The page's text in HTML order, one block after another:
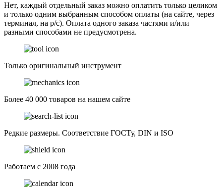
Нет, каждый отдельный заказ можно оплатить только целиком
и только одним выбранным способом оплаты (на сайте, через
терминал, на р/с). Оплата одного заказа частями и/или
разными способами не предусмотрена.
Только оригинальный инструмент
Более 40 000 товаров на нашем сайте
Редкие размеры. Соответствие ГОСТу, DIN и ISO
Работаем с 2008 года